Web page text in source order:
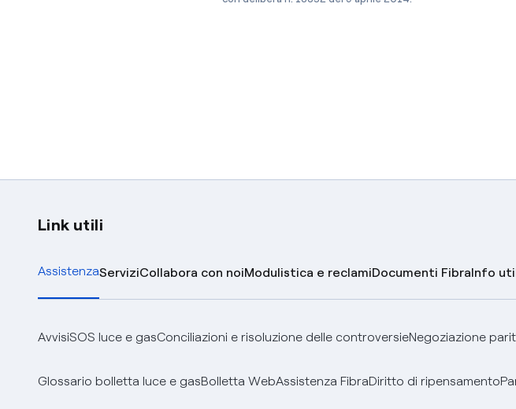
Link utili
AssistenzaServiziCollabora con noiModulistica e reclamiDocumenti FibraInfo
AvvisiSOS luce e gasConciliazioni e risoluzione delle controversieNegoziazione
Glossario bolletta luce e gasBolletta WebAssistenza FibraDiritto di ripensamento